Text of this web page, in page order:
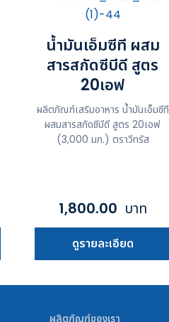
น้ำมันเอ็มซีที ผสม
สารสกัดซีบีดี สูตร
20เอฟ
ผลิตภัณฑ์เสริมอาหาร น้ำมันเอ็มซีที
ผสมสารสกัดซีบีดี สูตร 20เอฟ
(3,000 มก.) ตราวีทรัส
1,800.00 บาท
ดูรายละเอียด
ผลิตภัณฑ์ของเรา